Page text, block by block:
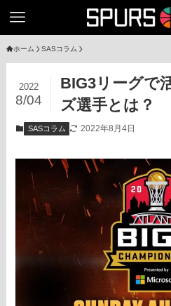
ホーム SASコラム
BIG3リーグで
ズ選手とは？
2022
8/04
SASコラム 2022年8月4日